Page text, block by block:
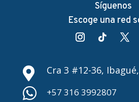
Síguenos
Escoge una red
 Cra 3 #12-36,
 +57 316 3992807